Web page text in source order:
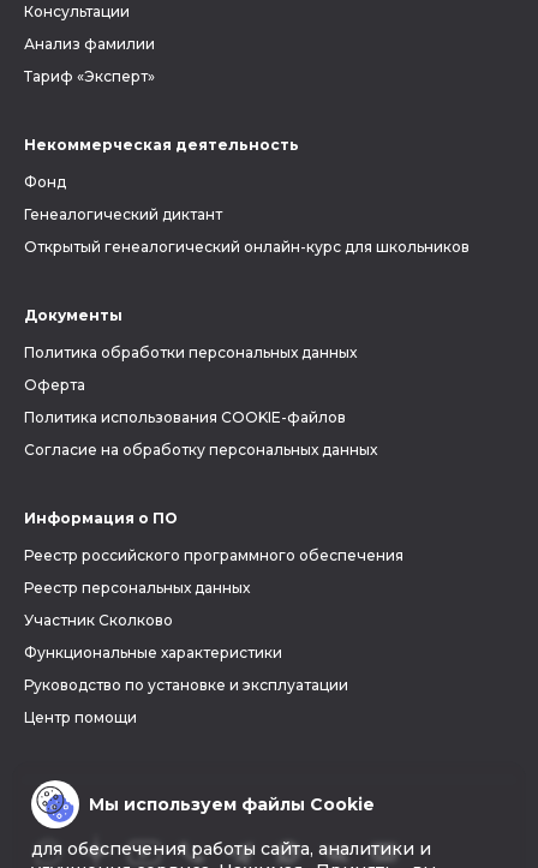
Консультации
Анализ фамилии
Тариф «Эксперт»
Некоммерческая деятельность
Фонд
Генеалогический диктант
Открытый генеалогический онлайн-курс для школьников
Документы
Политика обработки персональных данных
Оферта
Политика использования COOKIE-файлов
Согласие на обработку персональных данных
Информация о ПО
Реестр российского программного обеспечения
Реестр персональных данных
Участник Сколково
Функциональные характеристики
Руководство по установке и эксплуатации
Центр помощи
Мы используем файлы Cookie
для обеспечения работы сайта, аналитики и